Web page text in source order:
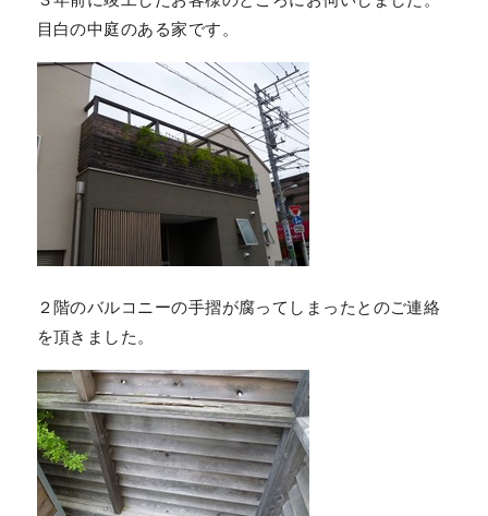
目白の中庭のある家です。
２階のバルコニーの手摺が腐ってしまったとのご連絡
を頂きました。